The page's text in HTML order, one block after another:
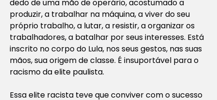
dedo de uma mão de operário, acostumado a
produzir, a trabalhar na máquina, a viver do seu
próprio trabalho, a lutar, a resistir, a organizar os
trabalhadores, a batalhar por seus interesses. Está
inscrito no corpo do Lula, nos seus gestos, nas suas
mãos, sua origem de classe. É insuportável para o
racismo da elite paulista.
Essa elite racista teve que conviver com o sucesso